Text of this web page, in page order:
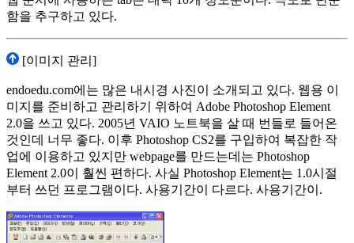
함을 추구하고 있다.
[이미지 관리]
endoedu.com에는 많은 내시경 사진이 소개되고 있다. 웹용 이
미지를 준비하고 관리하기 위하여 Adobe Photoshop Element
2.0을 쓰고 있다. 2005년 VAIO 노트북을 살 때 번들로 들어온
것인데 너무 좋다. 이후 Photoshop CS2를 구입하여 복잡한 작
업에 이용하고 있지만 webpage를 만드는데는 Photoshop
Element 2.0이 훨씬 편하다. 사실 Photoshop Element는 1.0시절
부터 쓰던 프로그램이다. 사용기간이 다르다. 사용기간이.